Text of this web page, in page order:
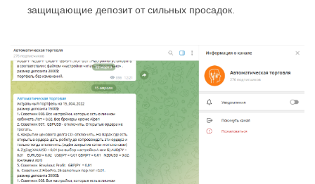
защищающие депозит от сильных просадок.